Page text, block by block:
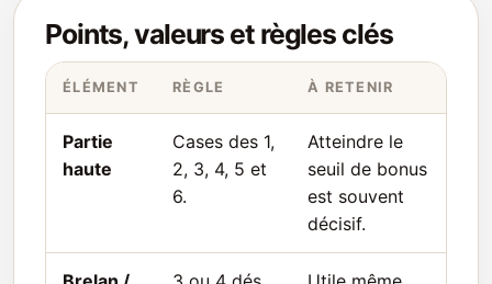
Points, valeurs et règles clés
ÉLÉMENT RÈGLE À RETENIR
Partie
haute
Cases des 1,
2, 3, 4, 5 et
6.
Atteindre le
seuil de bonus
est souvent
décisif.